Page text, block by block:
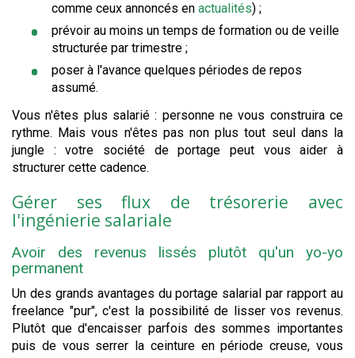
comme ceux annoncés en actualités) ;
prévoir au moins un temps de formation ou de veille
structurée par trimestre ;
poser à l'avance quelques périodes de repos
assumé.
Vous n'êtes plus salarié : personne ne vous construira ce
rythme. Mais vous n'êtes pas non plus tout seul dans la
jungle : votre société de portage peut vous aider à
structurer cette cadence.
Gérer ses flux de trésorerie avec
l'ingénierie salariale
Avoir des revenus lissés plutôt qu'un yo-yo
permanent
Un des grands avantages du portage salarial par rapport au
freelance "pur", c'est la possibilité de lisser vos revenus.
Plutôt que d'encaisser parfois des sommes importantes
puis de vous serrer la ceinture en période creuse, vous